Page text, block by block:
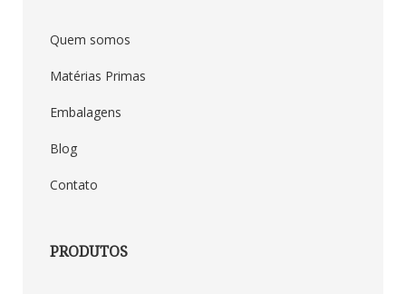
Quem somos
Matérias Primas
Embalagens
Blog
Contato
PRODUTOS